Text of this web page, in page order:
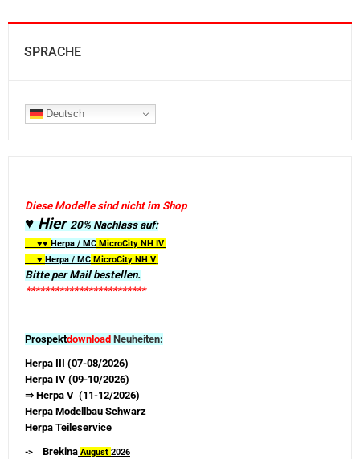
SPRACHE
Deutsch
Diese Modelle sind nicht im Shop
♥ Hier20% Nachlass auf:
♥♥ Herpa / MC MicroCity NH IV
♥ Herpa / MC MicroCity NH V
Bitte per Mail bestellen.
*************************
Prospektdownload Neuheiten:
Herpa III (07-08/2026)
Herpa IV (09-10/2026)
⇒ Herpa V (11-12/2026)
Herpa Modellbau Schwarz
Herpa Teileservice
-> Brekina August 2026